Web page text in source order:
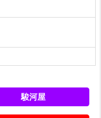
駿河屋